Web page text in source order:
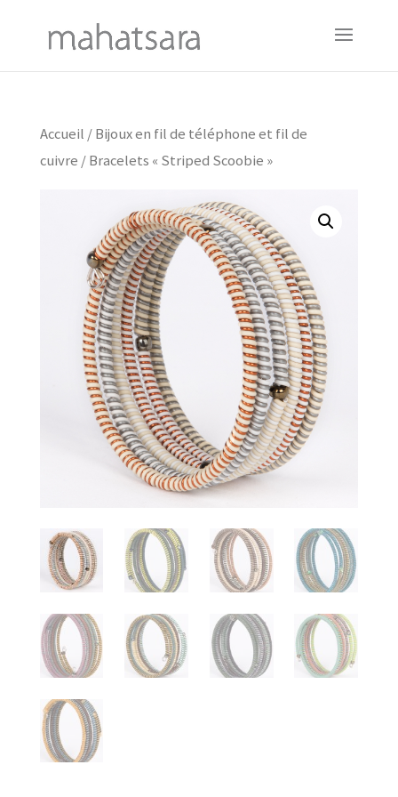
Accueil /Bijoux en fil de téléphone et fil de
cuivre / Bracelets « Striped Scoobie »